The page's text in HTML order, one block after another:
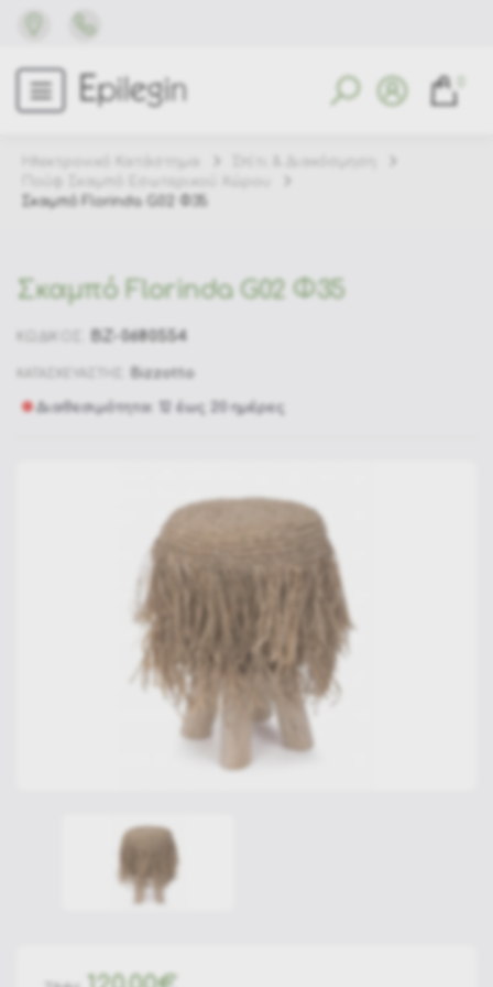
Σκαμπό Florinda G02 Φ35
Σκαμπό Florinda G02 Φ35
BZ-0680554
Bizzotto
Διαθεσιμότητα: 12 έως 20 ημέρες